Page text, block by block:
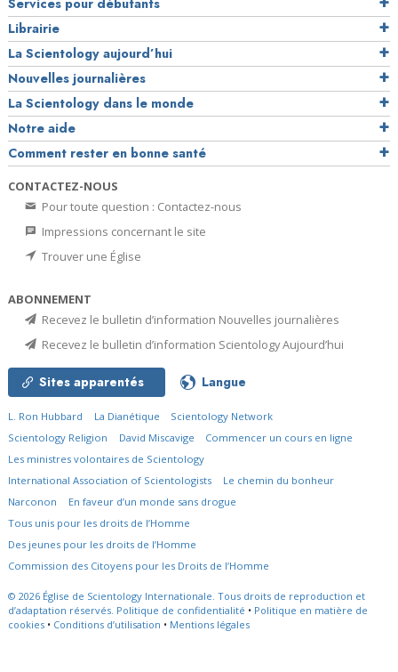
Librairie
La Scientology aujourd’hui
Nouvelles journalières
La Scientology dans le monde
Notre aide
Comment rester en bonne santé
CONTACTEZ-NOUS
Pour toute question : Contactez-nous
Impressions concernant le site
Trouver une Église
ABONNEMENT
Recevez le bulletin d’information Nouvelles journalières
Recevez le bulletin d’information Scientology Aujourd’hui
Sites apparentés Langue
L. Ron Hubbard La Dianétique
Scientology Network
Scientology Religion
David Miscavige
Commencer un cours en ligne
Les ministres volontaires de Scientology
International Association of Scientologists
Le chemin du bonheur
Narconon
En faveur d’un monde sans drogue
Tous unis pour les droits de l’Homme
Des jeunes pour les droits de l’Homme
Commission des Citoyens pour les Droits de l’Homme
© 2026 Église de Scientology Internationale. Tous droits de reproduction et
d’adaptation réservés. Politique de confidentialité • Politique en matière de
cookies • Conditions d’utilisation • Mentions légales